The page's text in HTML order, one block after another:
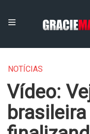
NOTÍCIAS
Vídeo: